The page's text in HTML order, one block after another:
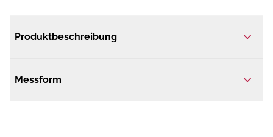
Produktbeschreibung
Messform